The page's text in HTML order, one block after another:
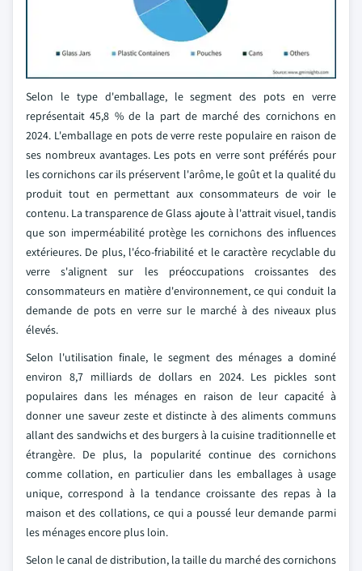
Selon le type d'emballage, le segment des pots en verre
représentait 45,8 % de la part de marché des cornichons en
2024. L'emballage en pots de verre reste populaire en raison de
ses nombreux avantages. Les pots en verre sont préférés pour
les cornichons car ils préservent l'arôme, le goût et la qualité du
produit tout en permettant aux consommateurs de voir le
contenu. La transparence de Glass ajoute à l'attrait visuel, tandis
que son imperméabilité protège les cornichons des influences
extérieures. De plus, l'éco-friabilité et le caractère recyclable du
verre s'alignent sur les préoccupations croissantes des
consommateurs en matière d'environnement, ce qui conduit la
demande de pots en verre sur le marché à des niveaux plus
élevés.
Selon l'utilisation finale, le segment des ménages a dominé
environ 8,7 milliards de dollars en 2024. Les pickles sont
populaires dans les ménages en raison de leur capacité à
donner une saveur zeste et distincte à des aliments communs
allant des sandwichs et des burgers à la cuisine traditionnelle et
étrangère. De plus, la popularité continue des cornichons
comme collation, en particulier dans les emballages à usage
unique, correspond à la tendance croissante des repas à la
maison et des collations, ce qui a poussé leur demande parmi
les ménages encore plus loin.
Selon le canal de distribution, la taille du marché des cornichons